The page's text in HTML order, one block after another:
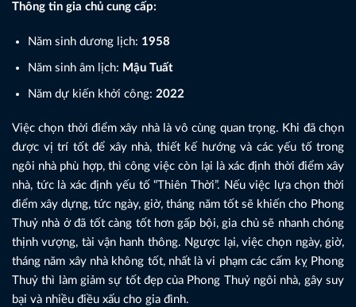
Thông tin gia chủ cung cấp:
Năm sinh dương lịch: 1958
Năm sinh âm lịch: Mậu Tuất
Năm dự kiến khởi công: 2022
Việc chọn thời điểm xây nhà là vô cùng quan trọng. Khi đã chọn
được vị trí tốt để xây nhà, thiết kế hướng và các yếu tố trong
ngôi nhà phù hợp, thì công việc còn lại là xác định thời điểm xây
nhà, tức là xác định yếu tố “Thiên Thời”. Nếu việc lựa chọn thời
điểm xây dựng, tức ngày, giờ, tháng năm tốt sẽ khiến cho Phong
Thuỷ nhà ở đã tốt càng tốt hơn gấp bội, gia chủ sẽ nhanh chóng
thịnh vượng, tài vận hanh thông. Ngược lại, việc chọn ngày, giờ,
tháng năm xây nhà không tốt, nhất là vi phạm các cấm kỵ Phong
Thuỷ thì làm giảm sự tốt đẹp của Phong Thuỷ ngôi nhà, gây suy
bại và nhiều điều xấu cho gia đình.